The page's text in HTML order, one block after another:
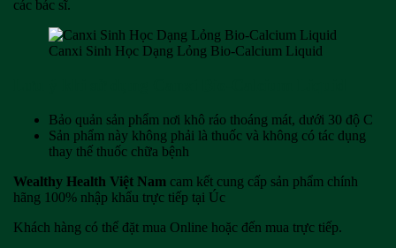
các bác sĩ.
Canxi Sinh Học Dạng Lỏng Bio-Calcium Liquid
Bảo quản sản phẩm nơi khô ráo thoáng mát, dưới 30 độ C
Sản phẩm này không phải là thuốc và không có tác dụng
thay thế thuốc chữa bệnh
Wealthy Health Việt Nam cam kết cung cấp sản phẩm chính
hãng 100% nhập khẩu trực tiếp tại Úc
Khách hàng có thể đặt mua Online hoặc đến mua trực tiếp.